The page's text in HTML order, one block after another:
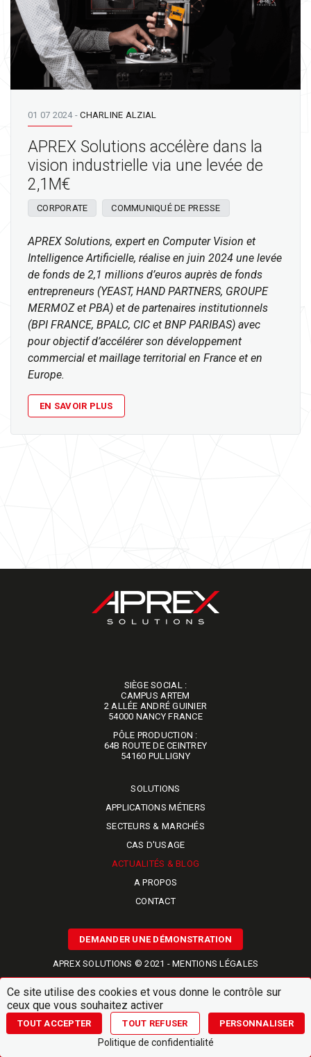
Ce site utilise des cookies et vous donne le contrôle sur
ceux que vous souhaitez activer
TOUT ACCEPTER TOUT REFUSER PERSONNALISER
Politique de confidentialité
01 07 2024-CHARLINE ALZIAL
APREX Solutions accélère dans la
vision industrielle via une levée de
2,1M€
CORPORATE COMMUNIQUÉ DE PRESSE
APREX Solutions, expert en Computer Vision et
Intelligence Artificielle, réalise en juin 2024 une levée
de fonds de 2,1 millions d’euros auprès de fonds
entrepreneurs (YEAST, HAND PARTNERS, GROUPE
MERMOZ et PBA) et de partenaires institutionnels
(BPI FRANCE, BPALC, CIC et BNP PARIBAS) avec
pour objectif d’accélérer son développement
commercial et maillage territorial en France et en
Europe.
EN SAVOIR PLUS
SIÈGE SOCIAL :
​​​​​​​CAMPUS ARTEM
2 ALLÉE ANDRÉ GUINIER
54000 NANCY FRANCE
PÔLE PRODUCTION :
64B ROUTE DE CEINTREY
​​​​​​​54160 PULLIGNY
SOLUTIONS
APPLICATIONS MÉTIERS
SECTEURS & MARCHÉS
CAS D'USAGE
ACTUALITÉS & BLOG
A PROPOS
CONTACT
DEMANDER UNE DÉMONSTRATION
APREX SOLUTIONS © 2021 -MENTIONS LÉGALES